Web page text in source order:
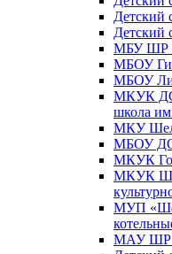
Детский
Детский
МБУ ШР
МБОУ
МБОУ
МКУК ДО
школа
МКУ
МБОУ ДО
МКУК
МКУК ШР
МУП
МАУ ШР